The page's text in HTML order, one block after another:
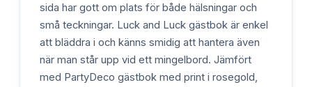
sida har gott om plats för både hälsningar och
små teckningar. Luck and Luck gästbok är enkel
att bläddra i och känns smidig att hantera även
när man står upp vid ett mingelbord. Jämfört
med PartyDeco gästbok med print i rosegold,